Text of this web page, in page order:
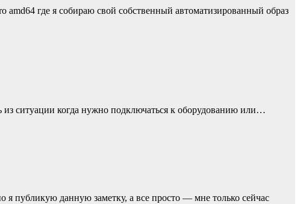
где я собираю свой собственный автоматизированный образ
из ситуации когда нужно подключаться к оборудованию или…
я публикую данную заметку, а все просто — мне только сейчас